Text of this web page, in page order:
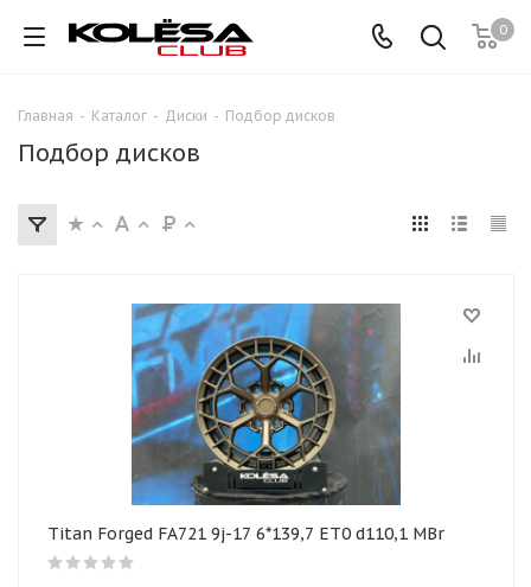
0
Главная - Каталог - Диски - Подбор дисков
Подбор дисков
Titan Forged FA721 9j-17 6*139,7 ET0 d110,1 MBr